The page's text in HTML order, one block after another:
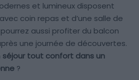
et lumineux disposent
coin repas et d’une salle de
aussi profiter du balcon
une journée de découvertes.
séjour tout confort dans un
?